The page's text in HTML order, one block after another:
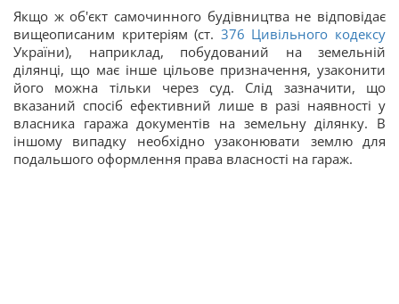
Якщо ж об'єкт самочинного будівництва не відповідає
вищеописаним критеріям (ст. 376 Цивільного кодексу
України), наприклад, побудований на земельній
ділянці, що має інше цільове призначення, узаконити
його можна тільки через суд. Слід зазначити, що
вказаний спосіб ефективний лише в разі наявності у
власника гаража документів на земельну ділянку. В
іншому випадку необхідно узаконювати землю для
подальшого оформлення права власності на гараж.